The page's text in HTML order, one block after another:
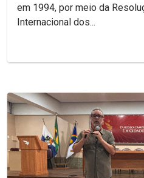
em 1994, por meio da
Internacional dos...